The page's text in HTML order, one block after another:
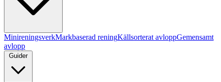
MinireningsverkMarkbaserad reningKällsorterat avloppGemensamt
avlopp
Guider